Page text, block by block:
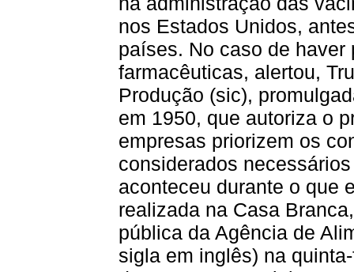
nos Estados Unidos,
países. No caso de
farmacêuticas, alertou,
Produção (sic),
em 1950, que autoriza o
empresas priorizem os
considerados
aconteceu durante o que
realizada na Casa
pública da Agência de
sigla em inglês) na